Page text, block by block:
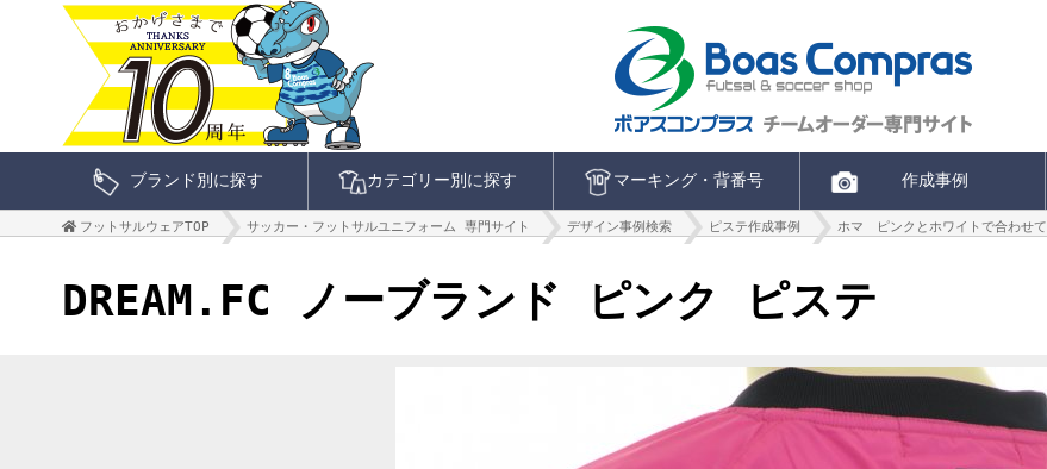
ブランド別に探す カテゴリー別に探す マーキング・背番号 作成事例
フットサルウェアTOP サッカー・フットサルユニフォーム 専門サイト デザイン事例検索 ピステ作成事例 ホマ ピンクとホワイトで合わせて
DREAM.FC ノーブランド ピンク ピステ